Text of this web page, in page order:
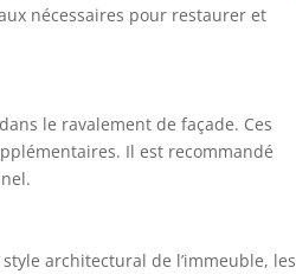
nécessaires pour restaurer et
le ravalement de façade. Ces
Il est recommandé
architectural de l’immeuble, les